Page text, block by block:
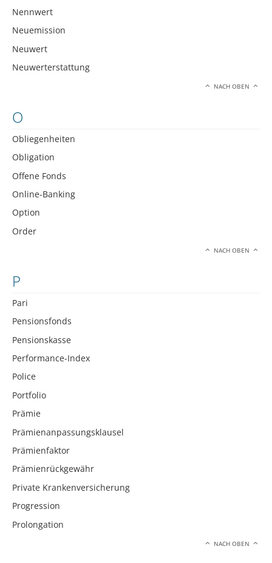
Nennwert
Neuemission
Neuwert
Neuwerterstattung
NACH OBEN
O
Obliegenheiten
Obligation
Offene Fonds
Online-Banking
Option
Order
NACH OBEN
P
Pari
Pensionsfonds
Pensionskasse
Performance-Index
Police
Portfolio
Prämie
Prämienanpassungsklausel
Prämienfaktor
Prämienrückgewähr
Private Krankenversicherung
Progression
Prolongation
NACH OBEN